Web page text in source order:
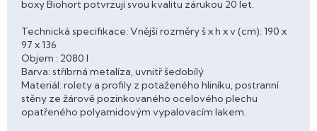
boxy Biohort potvrzují svou kvalitu zárukou 20 let.
Technická specifikace: Vnější rozměry š x h x v (cm): 190 x
97 x 136
Objem : 2080 l
Barva: stříbrná metalíza, uvnitř šedobílý
Materiál: rolety a profily z potaženého hliníku, postranní
stěny ze žárově pozinkovaného ocelového plechu
opatřeného polyamidovým vypalovacím lakem.